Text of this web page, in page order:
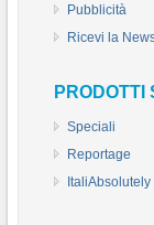
Pubblicità
Ricevi la
PRODOTTI
Speciali
Reportage
ItaliAbsolutely